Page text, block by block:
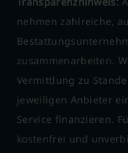
nehmen zahlreiche,
zusammenarbeiten.
Vermittlung zu
jeweiligen Anbieter
Service finanzieren.
kostenfrei und